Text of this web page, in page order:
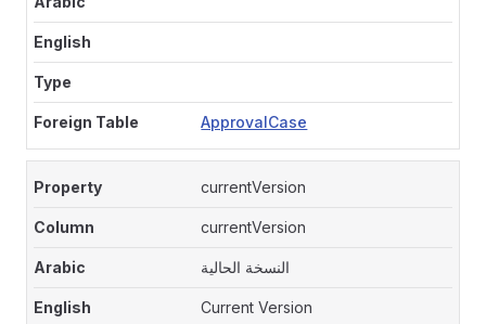
ApprovalCase
currentVersion
currentVersion
النسخة الحالية
Current Version